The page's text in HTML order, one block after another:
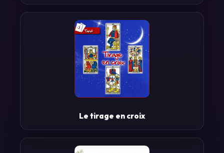
Le tirage en croix